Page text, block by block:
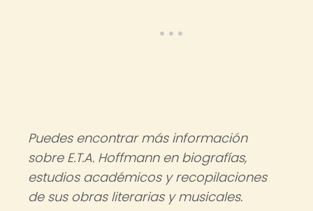
Puedes encontrar más información
sobre E.T.A. Hoffmann en biografías,
estudios académicos y recopilaciones
de sus obras literarias y musicales.